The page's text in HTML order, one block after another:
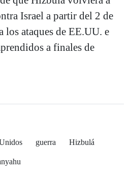
Israel a partir del 2 de
los ataques de EE.UU. e
a finales de
guerra Hizbulá